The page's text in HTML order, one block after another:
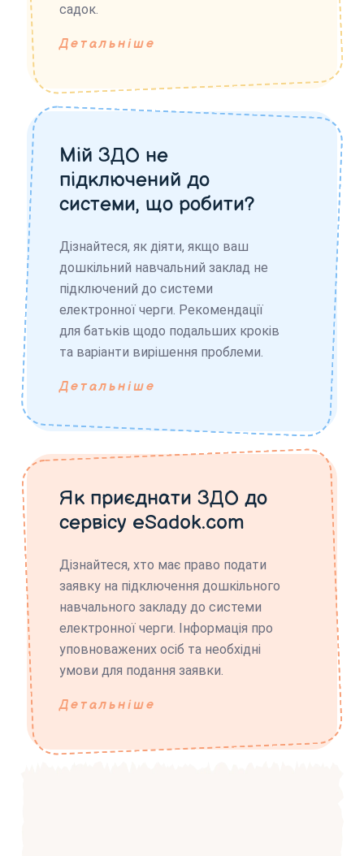
садок.
Детальніше
Мій ЗДО не
підключений до
системи, що робити?
Дізнайтеся, як діяти, якщо ваш
дошкільний навчальний заклад не
підключений до системи
електронної черги. Рекомендації
для батьків щодо подальших кроків
та варіанти вирішення проблеми.
Детальніше
Як приєднати ЗДО до
сервісу eSadok.com
Дізнайтеся, хто має право подати
заявку на підключення дошкільного
навчального закладу до системи
електронної черги. Інформація про
уповноважених осіб та необхідні
умови для подання заявки.
Детальніше